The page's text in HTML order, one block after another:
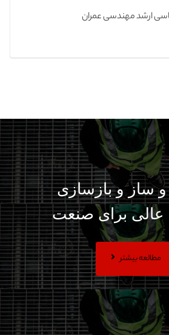
ارشد مهندسی عمران
ساز و بازسازی
عالی برای صنعت
مطالعه بیشتر